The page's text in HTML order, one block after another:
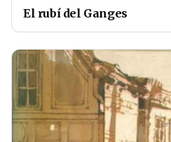
El rubí del Ganges